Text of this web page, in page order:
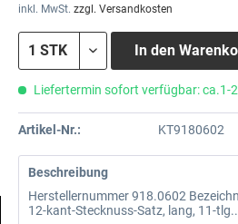
inkl. MwSt. zzgl. Versandkosten
In den
Liefertermin sofort verfügbar: ca.1-
Artikel-Nr.: KT9180602
Beschreibung
Herstellernummer 918.0602
12-kant-Stecknuss-Satz, lang, 11-